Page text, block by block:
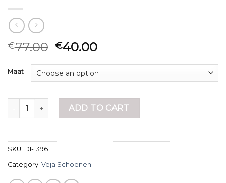
€77.00 €40.00
Maat
veja schoenen quantityADD TO CART
SKU: DI-1396
Category: Veja Schoenen